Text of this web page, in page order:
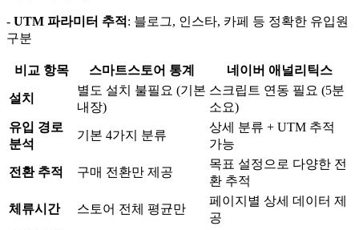
- UTM 파라미터 추적 : 블로그, 인스타, 카페 등 정확한 유입원
구분
비교 항목 스마트스토어 통계 네이버 애널리틱스
설치
별도 설치 불필요 (기본
내장)
스크립트 연동 필요 (5분
소요)
유입 경로
분석
기본 4가지 분류
상세 분류 + UTM 추적
가능
전환 추적 구매 전환만 제공
목표 설정으로 다양한 전
환 추적
체류시간 스토어 전체 평균만
페이지별 상세 데이터 제
공